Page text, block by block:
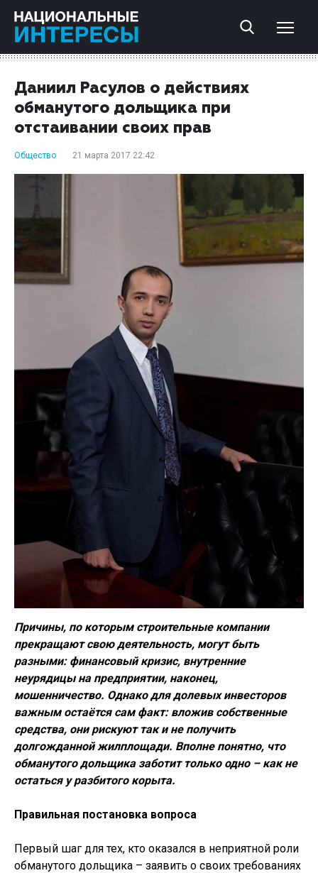
Даниил Расулов о действиях
обманутого дольщика при
отстаивании своих прав
Общество 21 марта 2017 22:42
Причины, по которым строительные компании
прекращают свою деятельность, могут быть
разными: финансовый кризис, внутренние
неурядицы на предприятии, наконец,
мошенничество. Однако для долевых инвесторов
важным остаётся сам факт: вложив собственные
средства, они рискуют так и не получить
долгожданной жилплощади. Вполне понятно, что
обманутого дольщика заботит только одно – как не
остаться у разбитого корыта.
Правильная постановка вопроса
Первый шаг для тех, кто оказался в неприятной роли
обманутого дольщика – заявить о своих требованиях